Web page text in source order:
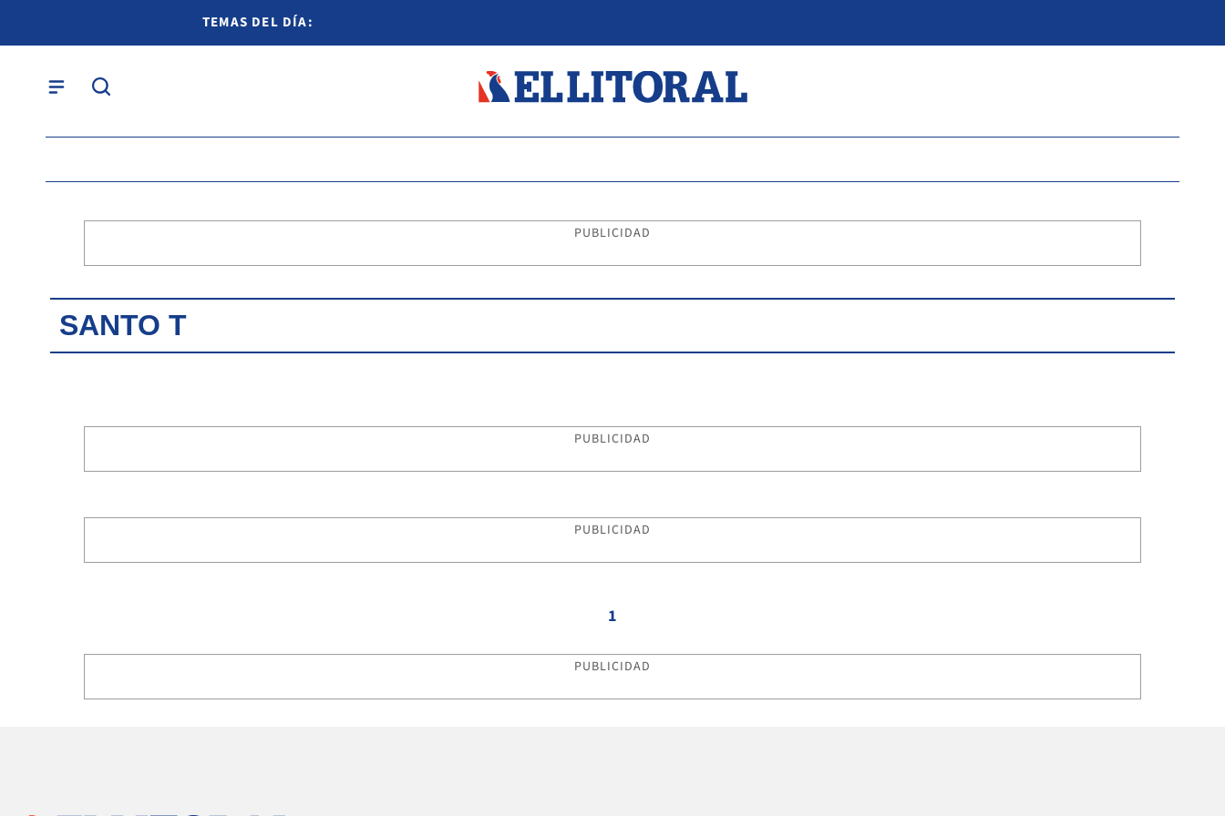
TEMAS DEL DÍA:
PUBLICIDAD
SANTO T
PUBLICIDAD
PUBLICIDAD
1
PUBLICIDAD